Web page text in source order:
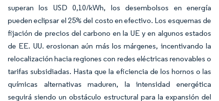
superan los USD 0,10/kWh, los desembolsos en energía
pueden eclipsar el 25% del costo en efectivo. Los esquemas de
fijación de precios del carbono en la UE y en algunos estados
de EE. UU. erosionan aún más los márgenes, incentivando la
relocalización hacia regiones con redes eléctricas renovables o
tarifas subsidiadas. Hasta que la eficiencia de los hornos o las
químicas alternativas maduren, la intensidad energética
seguirá siendo un obstáculo estructural para la expansión del